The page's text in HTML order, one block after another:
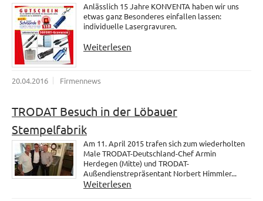
Anlässlich 15 Jahre KONVENTA haben wir uns
etwas ganz Besonderes einfallen lassen:
individuelle Lasergravuren.
Weiterlesen
20.04.2016 Firmennews
TRODAT Besuch in der Löbauer
Stempelfabrik
Am 11. April 2015 trafen sich zum wiederholten
Male TRODAT-Deutschland-Chef Armin
Herdegen (Mitte) und TRODAT-
Außendienstrepräsentant Norbert Himmler...
Weiterlesen